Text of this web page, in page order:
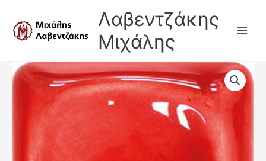
περιεχόμενο
Λαβεντζάκης
Μιχάλης